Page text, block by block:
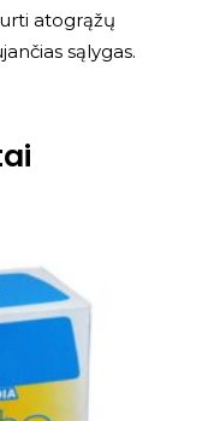
atogrąžų
sąlygas.